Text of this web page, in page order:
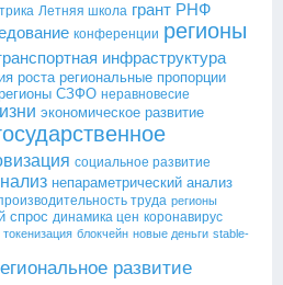
Летняя школа грант РНФ
конференции регионы
инфраструктура
роста региональные пропорции
СЗФО неравновесие
экономическое развитие
социальное развитие
непараметрический анализ
труда регионы
спрос динамика цен коронавирус
токенизация блокчейн новые деньги stable-
развитие